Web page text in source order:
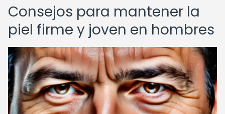
Consejos para mantener la
piel firme y joven en hombres